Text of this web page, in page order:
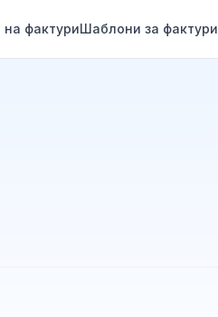
на фактуриШаблони за фактури